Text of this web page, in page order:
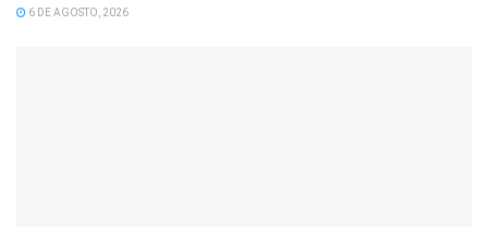
6 DE AGOSTO, 2026